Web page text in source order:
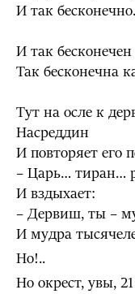
И так
И так
Так бесконечна
Тут на осле к
Насреддин
И повторяет его
– Царь… тиран…
И вздыхает:
– Дервиш, ты –
И мудра
Но!..
Но окрест, увы,